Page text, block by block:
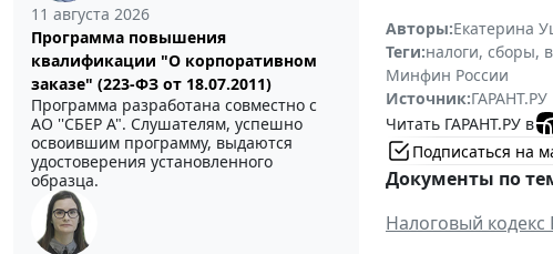
11 августа 2026
Программа повышения
квалификации "О корпоративном
заказе" (223-ФЗ от 18.07.2011)
Программа разработана совместно с
АО ''СБЕР А". Слушателям, успешно
освоившим программу, выдаются
удостоверения установленного
образца.
Авторы:Екатерина
Теги:налоги, сборы,
Минфин России
Источник:ГАРАНТ.РУ
Читать ГАРАНТ.РУ в
Подписаться на
Документы по
Налоговый